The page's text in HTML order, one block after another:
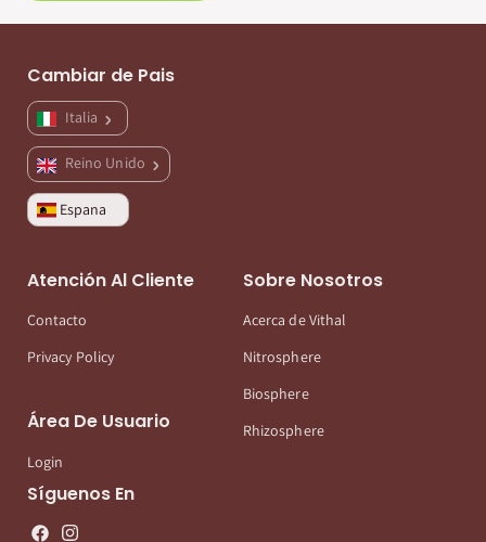
Cambiar de Pais
Italia
Reino Unido
Espana
Atención Al Cliente
Contacto
Privacy Policy
Área De Usuario
Login
Sobre Nosotros
Acerca de Vithal
Nitrosphere
Biosphere
Rhizosphere
Síguenos En